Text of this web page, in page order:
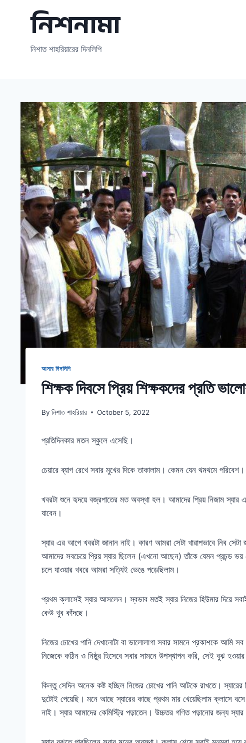
নিশনামা
নিশাত শাহরিয়ারের দিনলিপি
আমার দিনলিপি
শিক্ষক দিবসে প্রিয় শিক্ষকদের প্রতি
By নিশাত শাহরিয়ার October 5, 2022
প্রতিদিনকার মতন স্কুলে এসেছি।
চেয়ারে ব্যাগ রেখে সবার মুখের দিকে তাকালাম। কেমন যেন থমথমে
খবরটা শুনে হৃদয়ে বজ্রপাতের মত অবস্থা হল। আমাদের প্রিয় নিজাম
যাবেন।
স্যার এর আগে খবরটা জানান নাই। কারণ আমরা সেটা খারাপভাবে নিব
আমাদের সবচেয়ে প্রিয় স্যার ছিলেন (এখনো আছেন) তাঁকে যেমন প্রচন্ড ভয়
চলে যাওয়ার খবরে আমরা সত্যিই ভেঙে পড়েছিলাম।
প্রথম ক্লাসেই স্যার আসলেন। স্বভাব মতই স্যার নিজের হিউমার দিয়ে
কেউ খুব কাঁদছে।
নিজের চোখের পানি দেখানোটা বা ভালোলাগা সবার সামনে প্রকাশকে আমি
নিজেকে কঠিন ও নিষ্ঠুর হিসেবে সবার সামনে উপস্থাপন করি, সেই বুঝ
কিন্তু সেদিন অনেক কষ্ট হচ্ছিল নিজের চোখের পানি আটকে রাখতে। স্যারের
দুটোই পেয়েছি। মনে আছে স্যারের কাছে প্রথম মার খেয়েছিলাম ক্লাসে
নাই। স্যার আমাদের কেমিস্ট্রি পড়াতেন। উচ্চতর গণিত পড়ানোর জন্য